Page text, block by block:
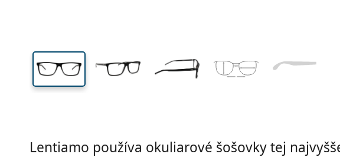
Lentiamo používa okuliarové šošovky tej